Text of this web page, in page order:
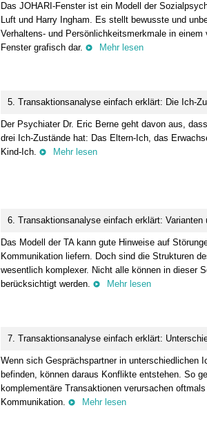
Das JOHARI-Fenster ist ein Modell der
Luft und Harry Ingham. Es stellt bewusste und
Verhaltens- und Persönlichkeitsmerkmale in einem
Fenster grafisch dar.
Mehr lesen
5. Transaktionsanalyse einfach erklärt: Die Ich-
Der Psychiater Dr. Eric Berne geht davon aus,
drei Ich-Zustände hat: Das Eltern-Ich, das
Kind-Ich.
Mehr lesen
6. Transaktionsanalyse einfach erklärt:
Das Modell der TA kann gute Hinweise auf
Kommunikation liefern. Doch sind die Strukturen
wesentlich komplexer. Nicht alle können in dieser
berücksichtigt werden.
Mehr lesen
7. Transaktionsanalyse einfach erklärt:
Wenn sich Gesprächspartner in unterschiedlichen
befinden, können daraus Konflikte entstehen. So
komplementäre Transaktionen verursachen
Kommunikation.
Mehr lesen
Live-Online Seminar
IQN: Neue Impulse für den Praxisalltag:
Fehler passieren – Umgang mit Fehlern
und die Bedeutung von CIRS-NRW
Kleine Pausen – Große Wirkung
herausfordernde Arbeitstage